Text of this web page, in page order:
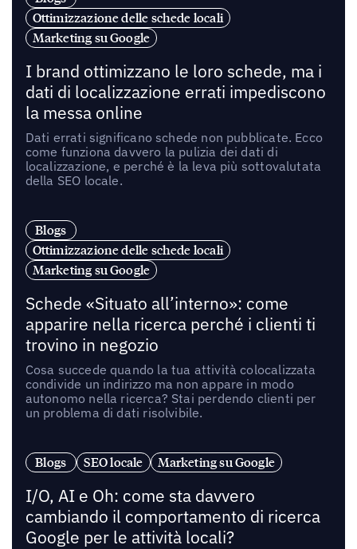
Ottimizzazione delle schede locali
Marketing su Google
I brand ottimizzano le loro schede, ma i
dati di localizzazione errati impediscono
la messa online
Dati errati significano schede non pubblicate. Ecco
come funziona davvero la pulizia dei dati di
localizzazione, e perché è la leva più sottovalutata
della SEO locale.
Blogs
Ottimizzazione delle schede locali
Marketing su Google
Schede «Situato all’interno»: come
apparire nella ricerca perché i clienti ti
trovino in negozio
Cosa succede quando la tua attività colocalizzata
condivide un indirizzo ma non appare in modo
autonomo nella ricerca? Stai perdendo clienti per
un problema di dati risolvibile.
Blogs SEO locale Marketing su Google
I/O, AI e Oh: come sta davvero
cambiando il comportamento di ricerca
Google per le attività locali?